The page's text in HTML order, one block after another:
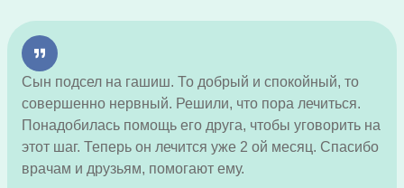
Сын подсел на гашиш. То добрый и спокойный, то
совершенно нервный. Решили, что пора лечиться.
Понадобилась помощь его друга, чтобы уговорить на
этот шаг. Теперь он лечится уже 2 ой месяц. Спасибо
врачам и друзьям, помогают ему.